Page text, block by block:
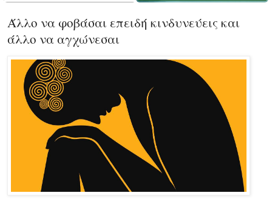
Άλλο να φοβάσαι επειδή κινδυνεύεις και
άλλο να αγχώνεσαι